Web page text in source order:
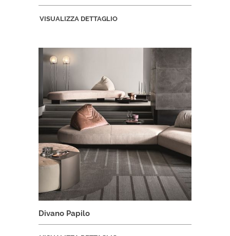
VISUALIZZA DETTAGLIO
Divano Papilo